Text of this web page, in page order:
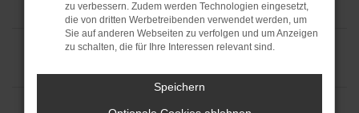
zu verbessern. Zudem werden Technologien eingesetzt,
die von dritten Werbetreibenden verwendet werden, um
Sie auf anderen Webseiten zu verfolgen und um Anzeigen
zu schalten, die für Ihre Interessen relevant sind.
Speichern